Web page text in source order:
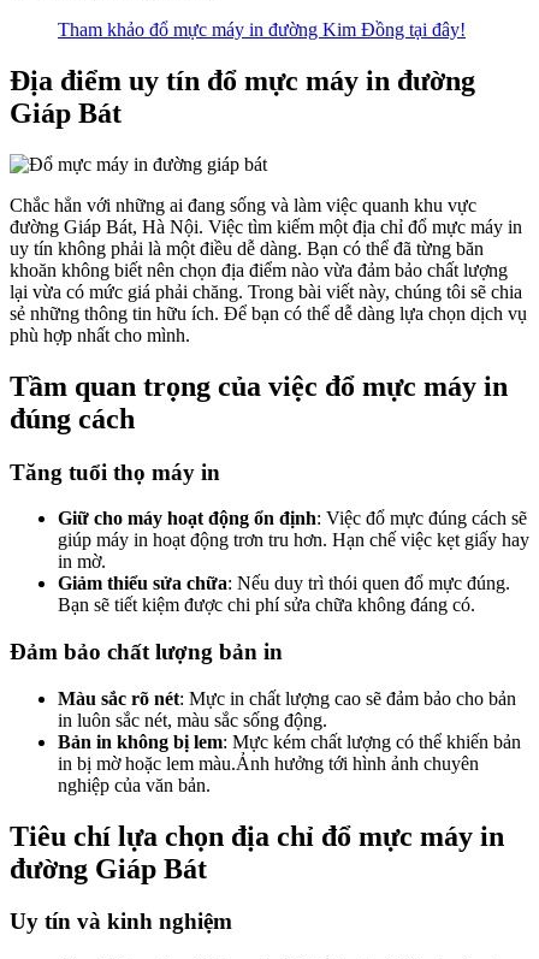
Tham khảo đổ mực máy in đường Kim Đồng tại đây!
Địa điểm uy tín đổ mực máy in đường
Giáp Bát
Chắc hẳn với những ai đang sống và làm việc quanh khu vực
đường Giáp Bát, Hà Nội. Việc tìm kiếm một địa chỉ đổ mực máy in
uy tín không phải là một điều dễ dàng. Bạn có thể đã từng băn
khoăn không biết nên chọn địa điểm nào vừa đảm bảo chất lượng
lại vừa có mức giá phải chăng. Trong bài viết này, chúng tôi sẽ chia
sẻ những thông tin hữu ích. Để bạn có thể dễ dàng lựa chọn dịch vụ
phù hợp nhất cho mình.
Tầm quan trọng của việc đổ mực máy in
đúng cách
Tăng tuổi thọ máy in
Giữ cho máy hoạt động ổn định: Việc đổ mực đúng cách sẽ
giúp máy in hoạt động trơn tru hơn. Hạn chế việc kẹt giấy hay
in mờ.
Giảm thiểu sửa chữa: Nếu duy trì thói quen đổ mực đúng.
Bạn sẽ tiết kiệm được chi phí sửa chữa không đáng có.
Đảm bảo chất lượng bản in
Màu sắc rõ nét: Mực in chất lượng cao sẽ đảm bảo cho bản
in luôn sắc nét, màu sắc sống động.
Bản in không bị lem: Mực kém chất lượng có thể khiến bản
in bị mờ hoặc lem màu.Ảnh hưởng tới hình ảnh chuyên
nghiệp của văn bản.
Tiêu chí lựa chọn địa chỉ đổ mực máy in
đường Giáp Bát
Uy tín và kinh nghiệm